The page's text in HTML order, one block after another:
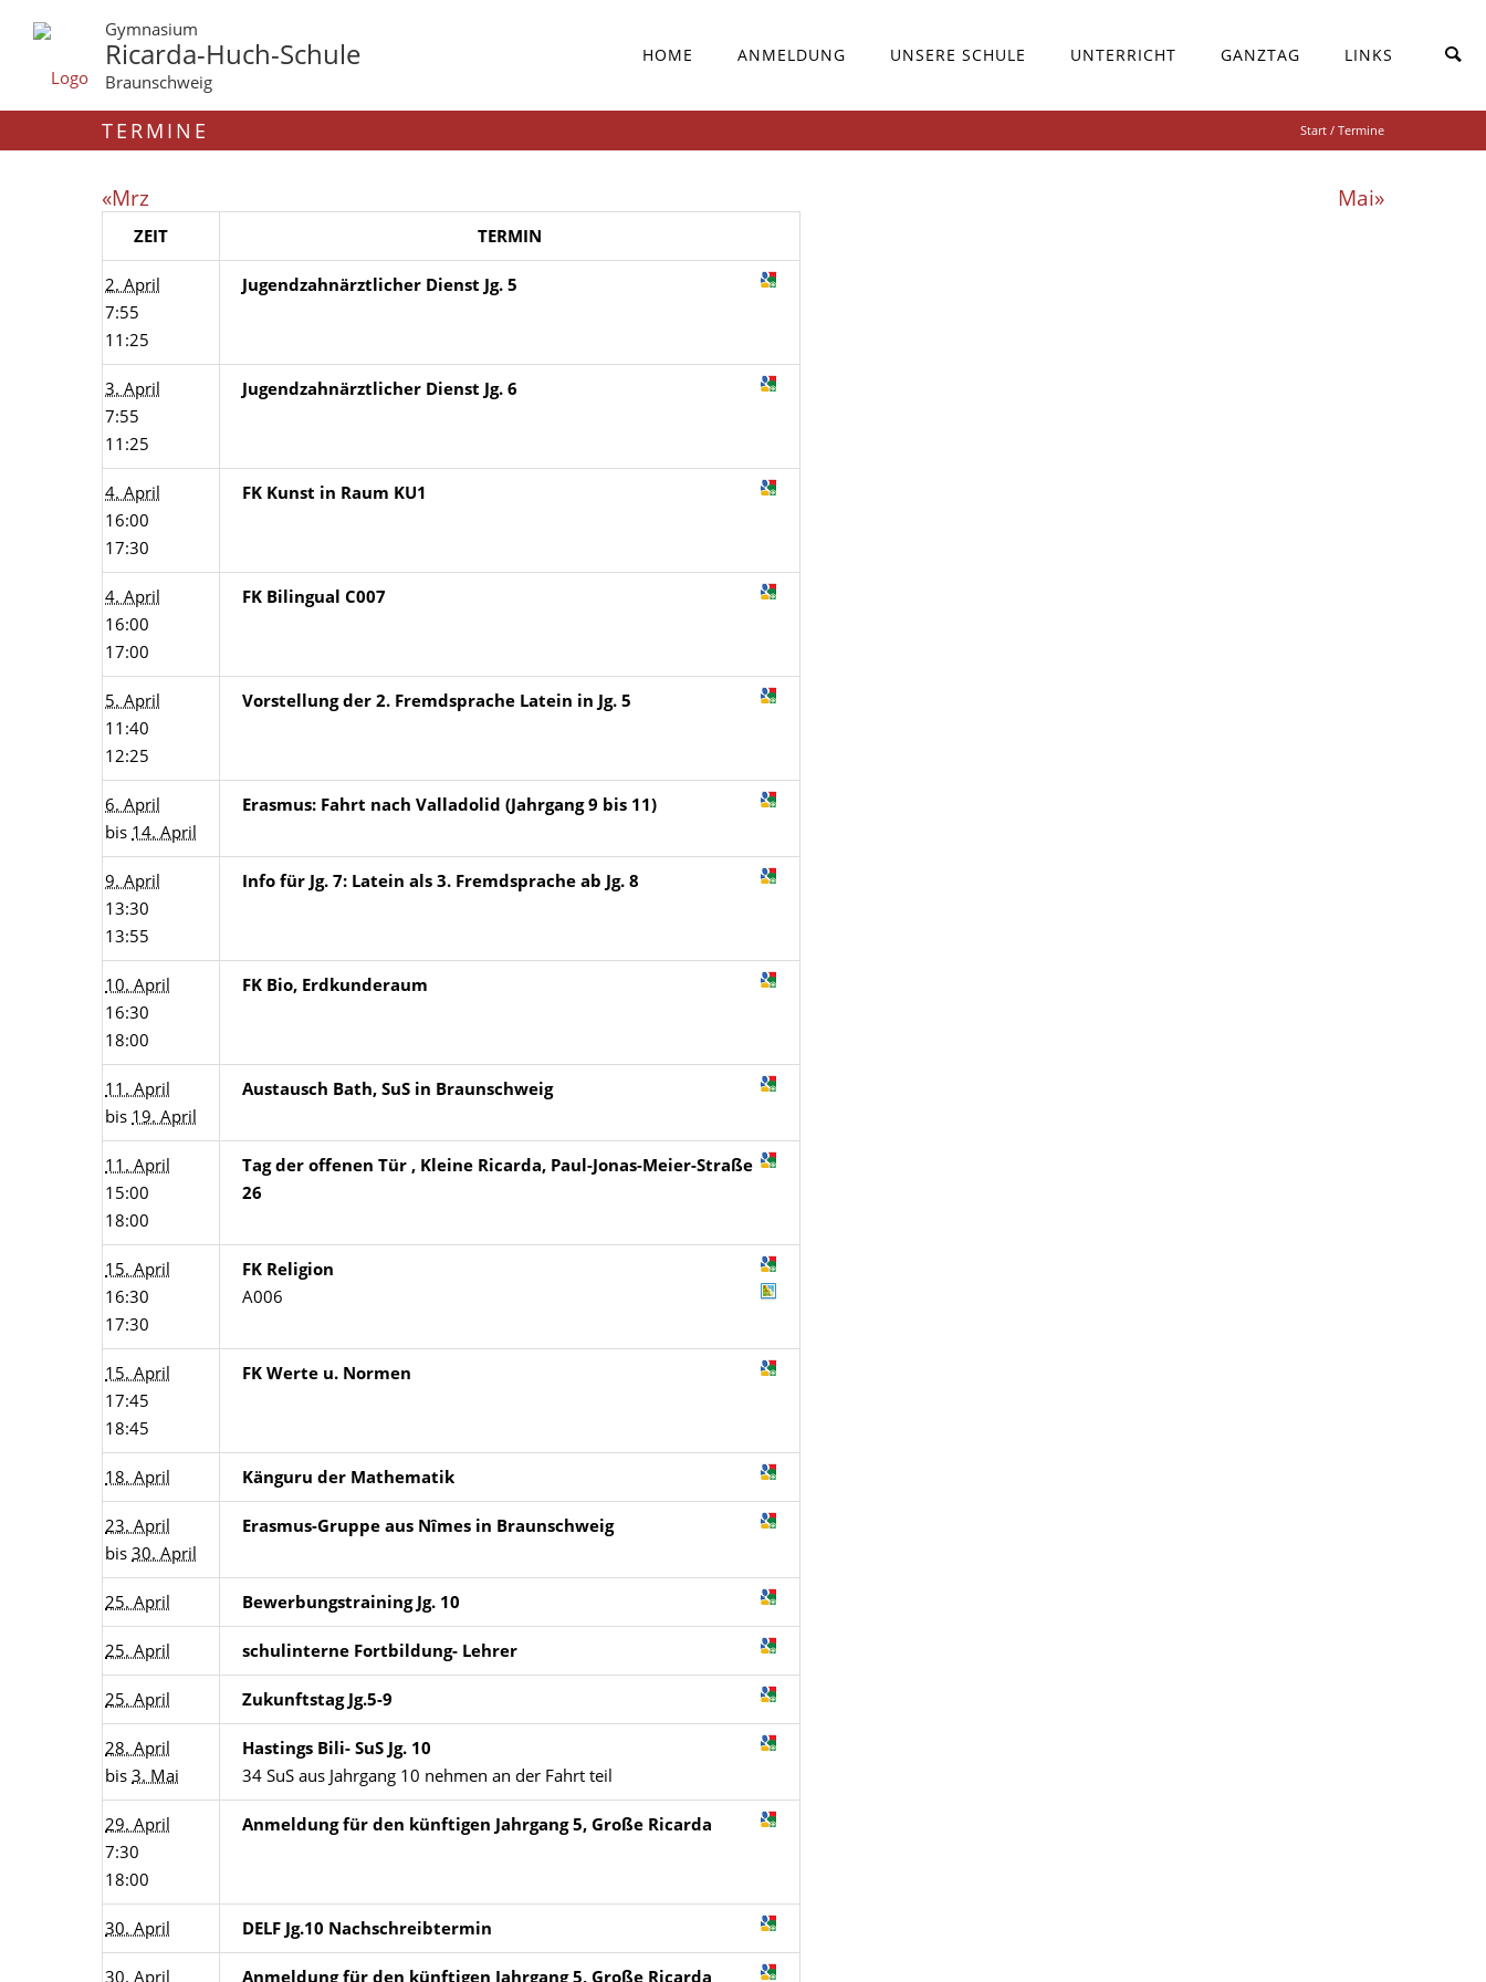
Gymnasium
Ricarda-Huch-Schule
Braunschweig
HOME ANMELDUNG UNSERE SCHULE UNTERRICHT GANZTAG LINKS
TERMINE Start / Termine
«Mrz Mai»
ZEIT TERMIN
2. April
7:55
11:25
Jugendzahnärztlicher Dienst Jg. 5
3. April
7:55
11:25
Jugendzahnärztlicher Dienst Jg. 6
4. April
16:00
17:30
FK Kunst in Raum KU1
4. April
16:00
17:00
FK Bilingual C007
5. April
11:40
12:25
Vorstellung der 2. Fremdsprache Latein in Jg. 5
6. April
bis 14. April
Erasmus: Fahrt nach Valladolid (Jahrgang 9 bis 11)
9. April
13:30
13:55
Info für Jg. 7: Latein als 3. Fremdsprache ab Jg. 8
10. April
16:30
18:00
FK Bio, Erdkunderaum
11. April
bis 19. April
Austausch Bath, SuS in Braunschweig
11. April
15:00
18:00
Tag der offenen Tür , Kleine Ricarda, Paul-Jonas-Meier-Straße
26
15. April
16:30
17:30
FK Religion
A006
15. April
17:45
18:45
FK Werte u. Normen
18. April Känguru der Mathematik
23. April
bis 30. April
Erasmus-Gruppe aus Nîmes in Braunschweig
25. April Bewerbungstraining Jg. 10
25. April schulinterne Fortbildung- Lehrer
25. April Zukunftstag Jg.5-9
28. April
bis 3. Mai
Hastings Bili- SuS Jg. 10
34 SuS aus Jahrgang 10 nehmen an der Fahrt teil
29. April
7:30
18:00
Anmeldung für den künftigen Jahrgang 5, Große Ricarda
30. April DELF Jg.10 Nachschreibtermin
30. April Anmeldung für den künftigen Jahrgang 5, Große Ricarda